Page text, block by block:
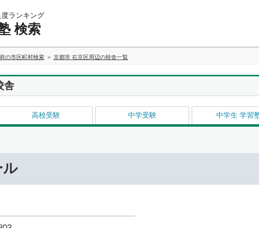
ランキング
検索
の市区町村検索 京都市 右京区周辺の校舎一覧
舎
高校受験 中学受験 中学生 学習
ル